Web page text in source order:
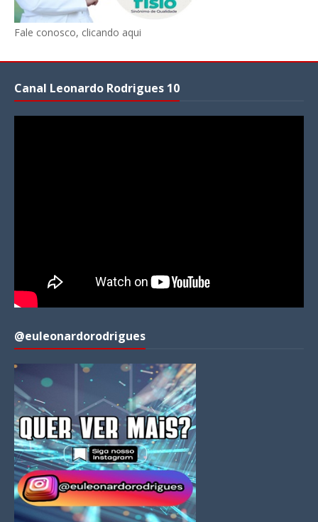
Fale conosco, clicando aqui
Canal Leonardo Rodrigues 10
@euleonardorodrigues